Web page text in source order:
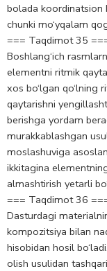
bolada koordinatsion
chunki mo‘yqalam
=== Taqdimot 35
Boshlang‘ich
elementni ritmik
xos bo‘lgan qo‘lning
qaytarishni
berishga yordam
murakkablashgan
moslashuviga
ikkitagina
almashtirish yetarli
=== Taqdimot 36
Dasturdagi
kompozitsiya bilan
hisobidan hosil
olish usulidan